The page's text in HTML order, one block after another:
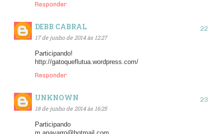
Responder
DEBB CABRAL
17 de junho de 2014 às 12:27
Participando!
http://gatoqueflutua.wordpress.com/
Responder
UNKNOWN
18 de junho de 2014 às 16:25
Participando